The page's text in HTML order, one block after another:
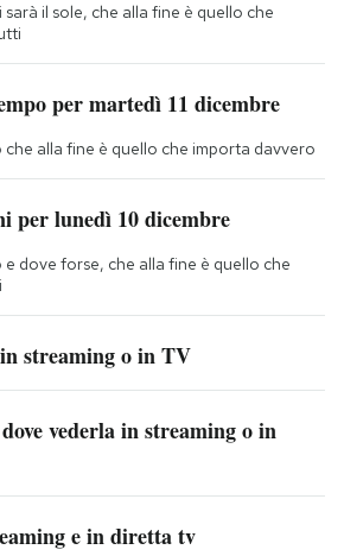
il sole, che alla fine è quello che
per martedì 11 dicembre
alla fine è quello che importa davvero
per lunedì 10 dicembre
dove forse, che alla fine è quello che
streaming o in TV
vederla in streaming o in
e in diretta tv